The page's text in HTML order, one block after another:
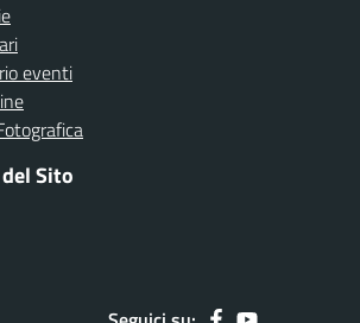
eventi
Sito